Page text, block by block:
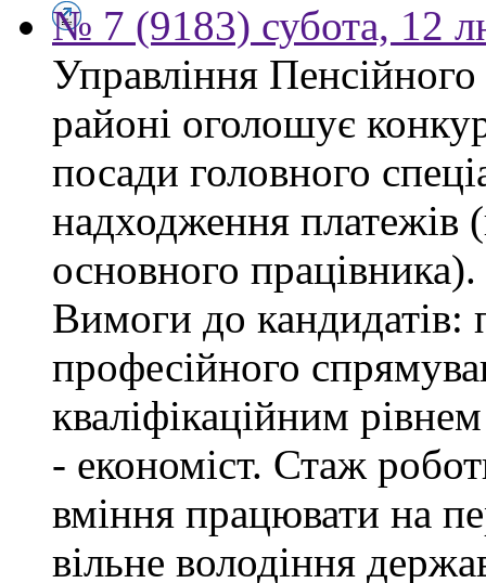
№ 7 (9183) субота, 12
Управління
районі оголошує
посади головного
надходження платежів
основного працівника).
Вимоги до кандидатів:
професійного
кваліфікаційним
- економіст. Стаж
вміння працювати на
вільне володіння